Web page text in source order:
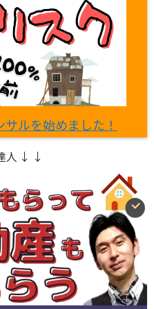
ルを始めました！
人 ↓ ↓